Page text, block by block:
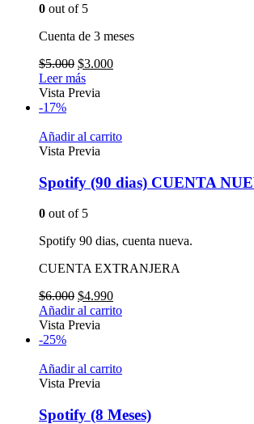
0 out of 5
Cuenta de 3 meses
$5.000 $3.000
Leer más
Vista Previa
-17%
Añadir al carrito
Vista Previa
Spotify (90 dias) CUENTA
0 out of 5
Spotify 90 dias, cuenta nueva.
CUENTA EXTRANJERA
$6.000 $4.990
Añadir al carrito
Vista Previa
-25%
Añadir al carrito
Vista Previa
Spotify (8 Meses)